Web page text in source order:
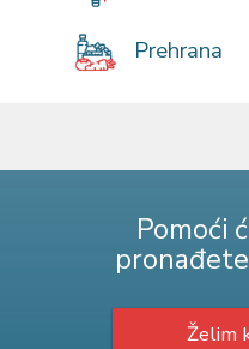
Prehrana
Pomoći
Želim